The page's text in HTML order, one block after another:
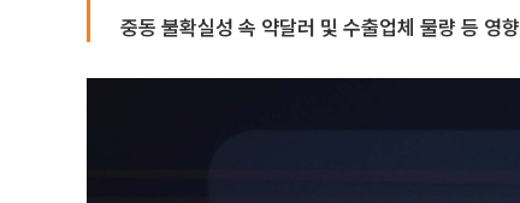
중동 불확실성 속 약달러 및 수출업체 물량 등 영향